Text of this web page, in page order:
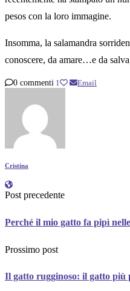
pesos con la loro immagine.
Insomma, la salamandra
conoscere, da amare…e da
0 commenti 1 Email
Cristina
Post precedente
Perché il mio gatto fa pipì
Prossimo post
Il gatto rugginoso: il gatto più